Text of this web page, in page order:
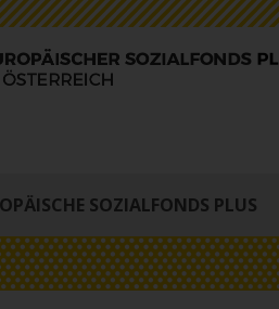
SOZIALFONDS PLUS